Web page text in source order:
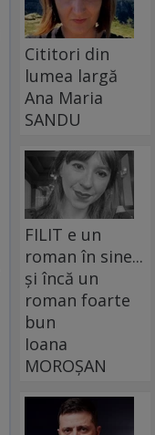
Cititori din
lumea largă
Ana Maria
SANDU
FILIT e un
roman în sine...
și încă un
roman foarte
bun
Ioana
MOROȘAN